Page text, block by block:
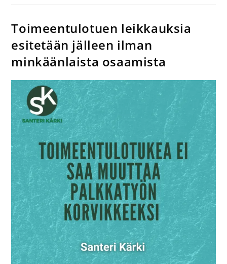
Toimeentulotuen leikkauksia
esitetään jälleen ilman
minkäänlaista osaamista